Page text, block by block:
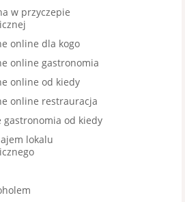
w przyczepie
online dla kogo
online gastronomia
online od kiedy
online restrauracja
gastronomia od kiedy
lokalu